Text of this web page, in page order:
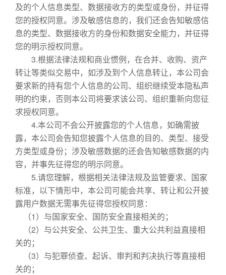
及的个人信息类型、数据接收方的类型或身份，并征得
您的授权同意。涉及敏感信息的，我们还会告知敏感信
息的类型、数据接收方的身份和数据安全能力，并征得
您的明示授权同意。
3.根据法律法规和商业惯例，在合并、收购、资产
转让等类似交易中，如涉及到个人信息转让，本公司会
要求新的持有您个人信息的公司、组织继续受本隐私声
明的约束，否则本公司将要求该公司、组织重新向您征
求授权同意。
4.本公司不会公开披露您的个人信息，如确需披
露，本公司会告知您披露个人信息的目的、类型、接受
方类型或身份；涉及敏感数据的还会告知敏感数据的内
容，并事先征得您的明示同意。
5.请您理解，根据相关法律法规及监管要求、国家
标准，以下情形中，本公司可能会共享、转让和公开披
露用户数据无需事先征得您授权同意：
（1）与国家安全、国防安全直接相关的；
（2）与公共安全、公共卫生、重大公共利益直接相
关的；
（3）与犯罪侦查、起诉、审判和判决执行等直接相
关的；